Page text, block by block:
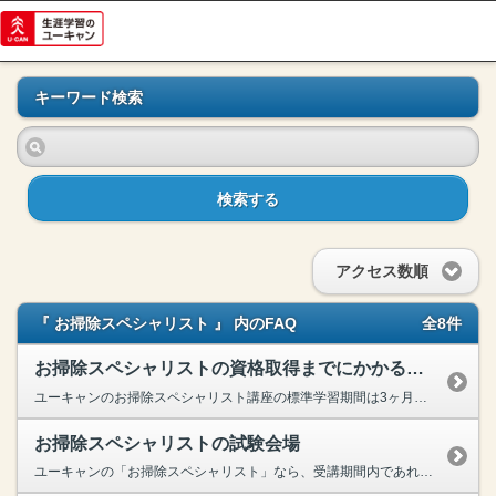
キーワード検索
検索する
アクセス数順
『 お掃除スペシャリスト 』 内のFAQ 全8件
お掃除スペシャリストの資格取得までにかかる期間
ユーキャンのお掃除スペシャリスト講座の標準学習期間は3ヶ月、サポート期間は12ヵ月、添削回数は２回となっており、基本的に1年中いつでもお申し込みが出来ます。お客様の学習開始時期に合わせたスケジュ...
お掃除スペシャリストの試験会場
ユーキャンの「お掃除スペシャリスト」なら、受講期間内であれば『いつでも』『在宅で』検定試験の受験が可能です。